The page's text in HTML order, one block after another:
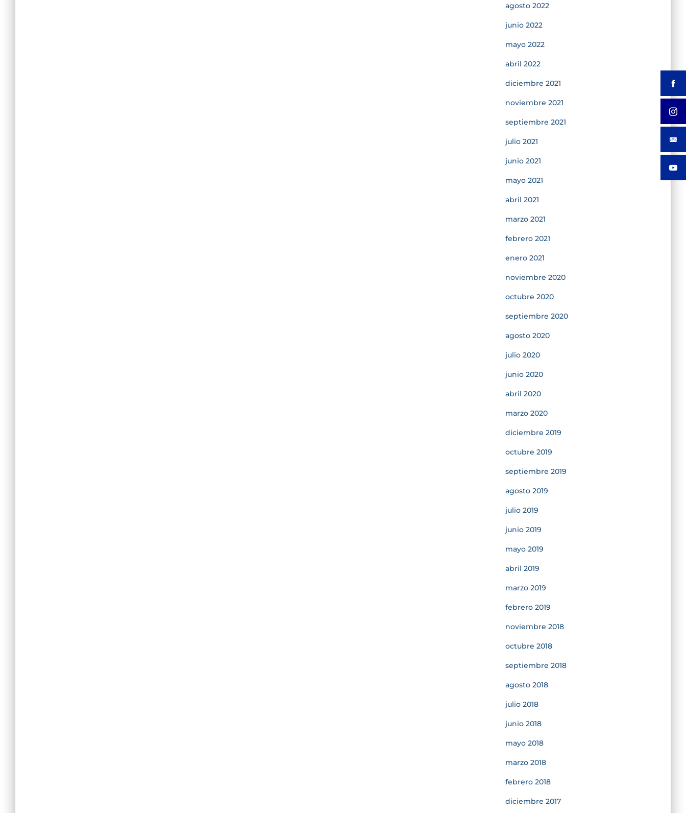
agosto 2022
junio 2022
mayo 2022
abril 2022
diciembre 2021
noviembre 2021
septiembre 2021
julio 2021
junio 2021
mayo 2021
abril 2021
marzo 2021
febrero 2021
enero 2021
noviembre 2020
octubre 2020
septiembre 2020
agosto 2020
julio 2020
junio 2020
abril 2020
marzo 2020
diciembre 2019
octubre 2019
septiembre 2019
agosto 2019
julio 2019
junio 2019
mayo 2019
abril 2019
marzo 2019
febrero 2019
noviembre 2018
octubre 2018
septiembre 2018
agosto 2018
julio 2018
junio 2018
mayo 2018
marzo 2018
febrero 2018
diciembre 2017